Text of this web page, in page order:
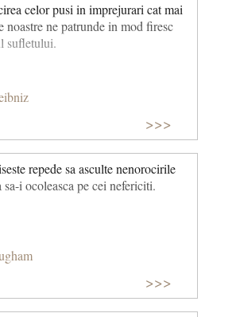
celor pusi in imprejurari cat mai
noastre ne patrunde in mod firesc
sufletului.
>>>
repede sa asculte nenorocirile
sa-i ocoleasca pe cei nefericiti.
>>>